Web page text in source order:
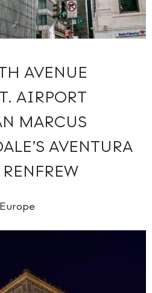
AVENUE
AIRPORT
MARCUS
AVENTURA
Europe